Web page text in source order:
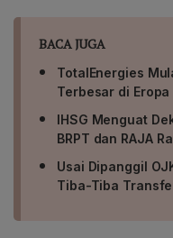
BACA JUGA
TotalEnergies
Terbesar di Eropa
IHSG Menguat
BRPT dan RAJA
Usai Dipanggil
Tiba-Tiba